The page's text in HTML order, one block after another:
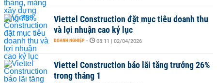
Viettel Construction đặt mục tiêu doanh thu
và lợi nhuận cao kỷ lục
DOANH NGHIỆP - 08:11 | 02/04/2026
Viettel Construction báo lãi tăng trưởng 26%
trong tháng 1